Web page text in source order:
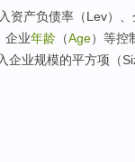
资产负债率（Lev）
企业年龄 （Age）等控
企业规模的平方项（